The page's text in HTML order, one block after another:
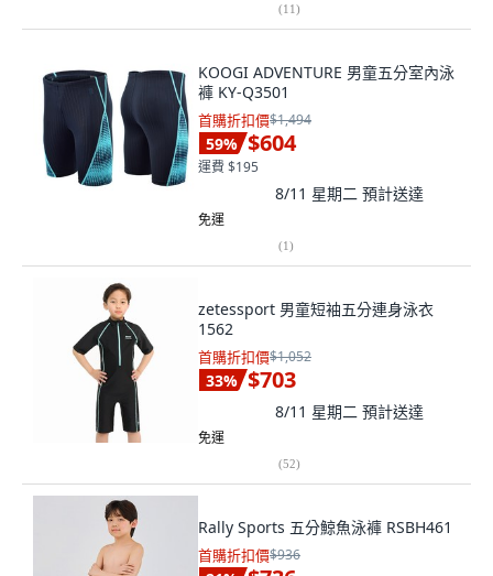
(11)
KOOGI ADVENTURE 男童五分室內泳
褲 KY-Q3501
首購折扣價$1,494
59% $604
運費 $195
8/11 星期二 預計送達
免運
(1)
zetessport 男童短袖五分連身泳衣
1562
首購折扣價$1,052
33% $703
8/11 星期二 預計送達
免運
(52)
Rally Sports 五分鯨魚泳褲 RSBH461
首購折扣價$936